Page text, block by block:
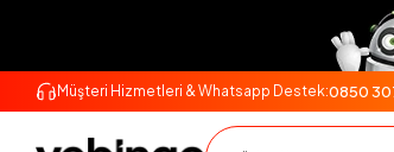
Müşteri Hizmetleri & Whatsapp Destek:0850